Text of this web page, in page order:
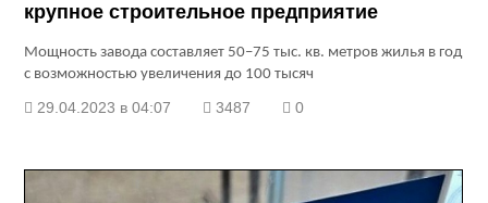
крупное строительное предприятие
Мощность завода составляет 50–75 тыс. кв. метров жилья в год
с возможностью увеличения до 100 тысяч
29.04.2023 в 04:07 3487 0